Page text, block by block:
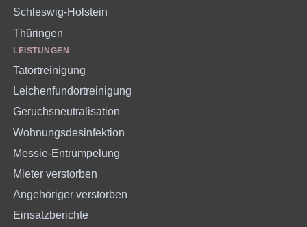
Schleswig-Holstein
Thüringen
LEISTUNGEN
Tatortreinigung
Leichenfundortreinigung
Geruchsneutralisation
Wohnungsdesinfektion
Messie-Entrümpelung
Mieter verstorben
Angehöriger verstorben
Einsatzberichte